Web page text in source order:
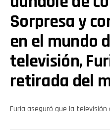
Sorpresa y
en el mundo
televisión,
retirada del
Furia aseguró que la televisión